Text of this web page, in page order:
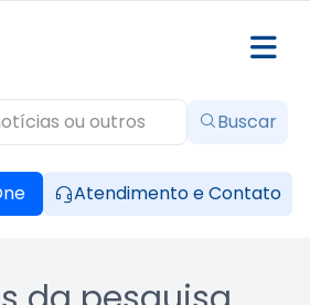
Atendimento e Contato
Buscar